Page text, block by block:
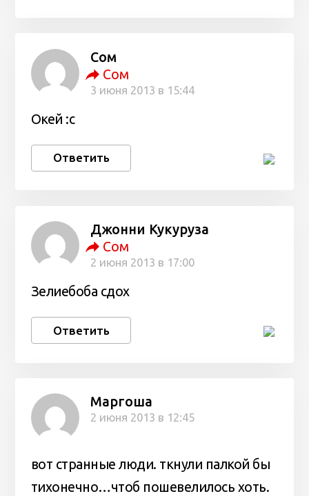
Сом
Сом
3 июня 2013 в 15:44
Окей :с
Ответить
Джонни Кукуруза
Сом
2 июня 2013 в 17:00
Зелиебоба сдох
Ответить
Маргоша
2 июня 2013 в 12:45
вот странные люди. ткнули палкой бы
тихонечно…чтоб пошевелилось хоть.